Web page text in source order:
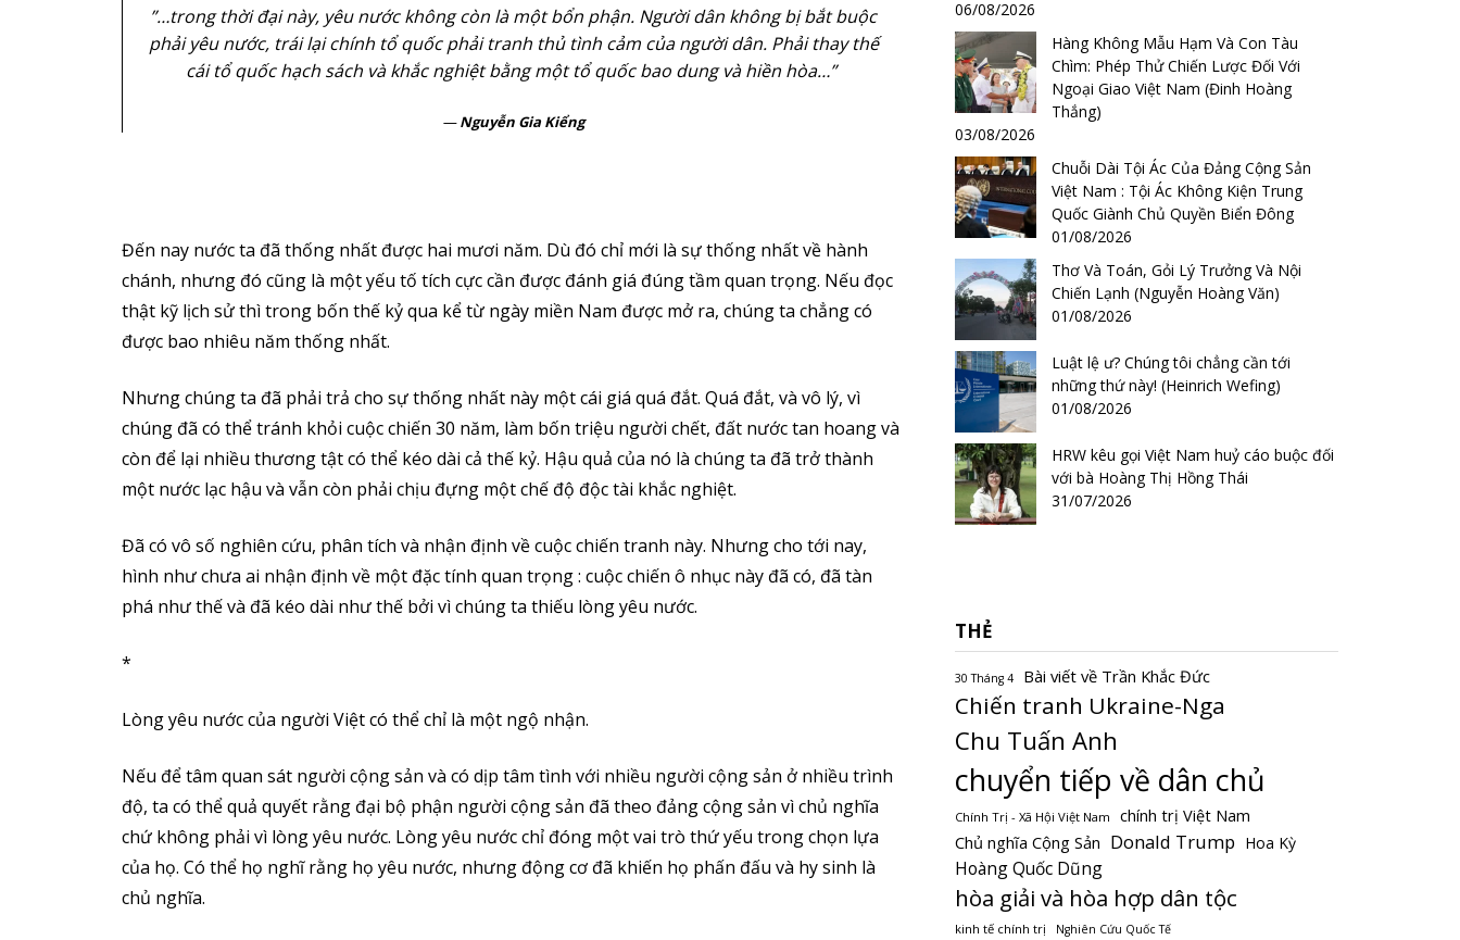
”…trong thời đại này, yêu nước không còn là một bổn phận. Người dân không bị bắt buộc
phải yêu nước, trái lại chính tổ quốc phải tranh thủ tình cảm của người dân. Phải thay thế
cái tổ quốc hạch sách và khắc nghiệt bằng một tổ quốc bao dung và hiền hòa…”
Nguyễn Gia Kiểng
Đến nay nước ta đã thống nhất được hai mươi năm. Dù đó chỉ mới là sự thống nhất về hành
chánh, nhưng đó cũng là một yếu tố tích cực cần được đánh giá đúng tầm quan trọng. Nếu đọc
thật kỹ lịch sử thì trong bốn thế kỷ qua kể từ ngày miền Nam được mở ra, chúng ta chẳng có
được bao nhiêu năm thống nhất.
Nhưng chúng ta đã phải trả cho sự thống nhất này một cái giá quá đắt. Quá đắt, và vô lý, vì
chúng đã có thể tránh khỏi cuộc chiến 30 năm, làm bốn triệu người chết, đất nước tan hoang và
còn để lại nhiều thương tật có thể kéo dài cả thế kỷ. Hậu quả của nó là chúng ta đã trở thành
một nước lạc hậu và vẫn còn phải chịu đựng một chế độ độc tài khắc nghiệt.
Đã có vô số nghiên cứu, phân tích và nhận định về cuộc chiến tranh này. Nhưng cho tới nay,
hình như chưa ai nhận định về một đặc tính quan trọng : cuộc chiến ô nhục này đã có, đã tàn
phá như thế và đã kéo dài như thế bởi vì chúng ta thiếu lòng yêu nước.
*
Lòng yêu nước của người Việt có thể chỉ là một ngộ nhận.
Nếu để tâm quan sát người cộng sản và có dịp tâm tình với nhiều người cộng sản ở nhiều trình
độ, ta có thể quả quyết rằng đại bộ phận người cộng sản đã theo đảng cộng sản vì chủ nghĩa
chứ không phải vì lòng yêu nước. Lòng yêu nước chỉ đóng một vai trò thứ yếu trong chọn lựa
của họ. Có thể họ nghĩ rằng họ yêu nước, nhưng động cơ đã khiến họ phấn đấu và hy sinh là
chủ nghĩa.
06/08/2026
Hàng Không Mẫu Hạm Và Con Tàu
Chìm: Phép Thử Chiến Lược Đối Với
Ngoại Giao Việt Nam (Đinh Hoàng
Thắng)
03/08/2026
Chuỗi Dài Tội Ác Của Đảng Cộng Sản
Việt Nam : Tội Ác Không Kiện Trung
Quốc Giành Chủ Quyền Biển Đông
01/08/2026
Thơ Và Toán, Gỏi Lý Trưởng Và Nội
Chiến Lạnh (Nguyễn Hoàng Văn)
01/08/2026
Luật lệ ư? Chúng tôi chẳng cần tới
những thứ này! (Heinrich Wefing)
01/08/2026
HRW kêu gọi Việt Nam huỷ cáo buộc đối
với bà Hoàng Thị Hồng Thái
31/07/2026
THẺ
30 Tháng 4 Bài viết về Trần Khắc Đức
Chiến tranh Ukraine-Nga
Chu Tuấn Anh
chuyển tiếp về dân chủ
Chính Trị - Xã Hội Việt Nam chính trị Việt Nam
Chủ nghĩa Cộng Sản Donald Trump Hoa Kỳ
Hoàng Quốc Dũng
hòa giải và hòa hợp dân tộc
kinh tế chính trị Nghiên Cứu Quốc Tế